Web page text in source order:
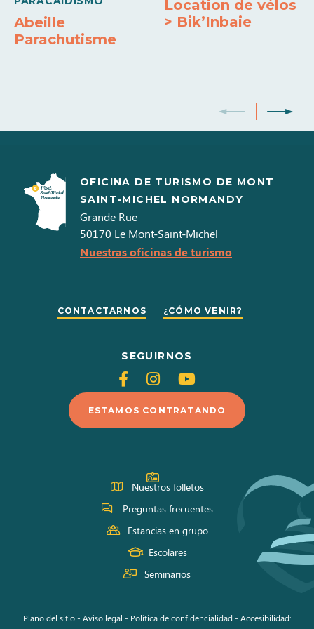
Efectivo Transferencias
Doble acristalamiento
Abeille
Parachutisme
Location de vélos
> Bik’Inbaie
OFICINA DE TURISMO DE MONT
SAINT-MICHEL NORMANDY
Grande Rue
50170 Le Mont-Saint-Michel
Nuestras oficinas de turismo
CONTACTARNOS ¿CÓMO VENIR?
SEGUIRNOS
Siganos
en
Facebook
Siganos
en
Instagram
Siganos
en
Youtube
ESTAMOS CONTRATANDO
Nuestros folletos
Preguntas frecuentes
Estancias en grupo
Escolares
Seminarios
Plano del sitio- Aviso legal - Política de confidencialidad - Accesibilidad: